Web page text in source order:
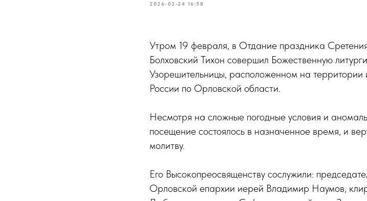
2026-02-24 16:58
Утром 19 февраля, в Отдание праздника
Болховский Тихон совершил Божественную
Узорешительницы, расположенном на
России по Орловской области.
Несмотря на сложные погодные условия и
посещение состоялось в назначенное время, и
молитву.
Его Высокопреосвященству сослужили:
Орловской епархии иерей Владимир Наумов,